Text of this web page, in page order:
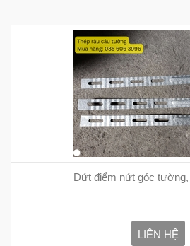
Dứt điểm nứt góc tường,
LIÊN HỆ